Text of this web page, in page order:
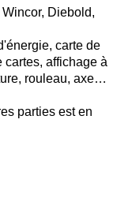
Diebold,
carte de
cartes, affichage à
rouleau, axe…
parties est en